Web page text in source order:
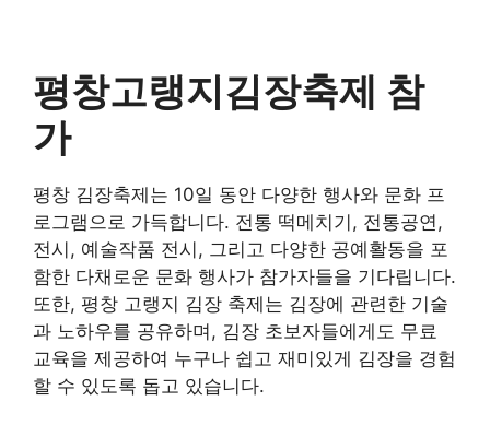
평창고랭지김장축제 참
가
평창 김장축제는 10일 동안 다양한 행사와 문화 프
로그램으로 가득합니다. 전통 떡메치기, 전통공연,
전시, 예술작품 전시, 그리고 다양한 공예활동을 포
함한 다채로운 문화 행사가 참가자들을 기다립니다.
또한, 평창 고랭지 김장 축제는 김장에 관련한 기술
과 노하우를 공유하며, 김장 초보자들에게도 무료
교육을 제공하여 누구나 쉽고 재미있게 김장을 경험
할 수 있도록 돕고 있습니다.